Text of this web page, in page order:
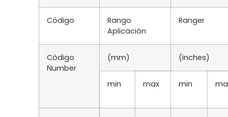
Código
Rango
Aplicación
Ranger
Código
Number
(mm) (inches)
min max min